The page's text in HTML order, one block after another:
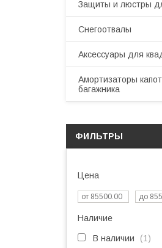
Защиты и люстры
Снегоотвалы
Аксессуары для
Амортизаторы
багажника
ФИЛЬТРЫ
Цена
Наличие
В наличии 1